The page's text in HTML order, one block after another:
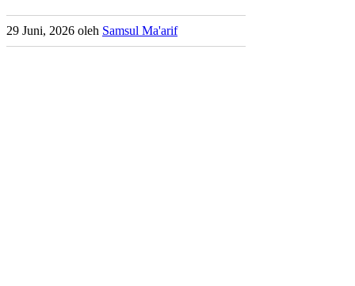
29 Juni, 2026 oleh Samsul Ma'arif